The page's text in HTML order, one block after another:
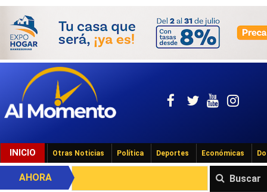
INICIO Otras Noticias Política Deportes Económicas
Buscar
AHORA